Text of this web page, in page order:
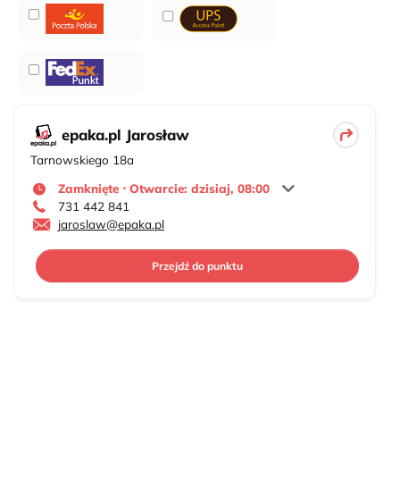
epaka.pl Jarosław
Tarnowskiego 18a
Zamknięte ⋅ Otwarcie: dzisiaj, 08:00
731 442 841
jaroslaw@epaka.pl
Przejdź do punktu